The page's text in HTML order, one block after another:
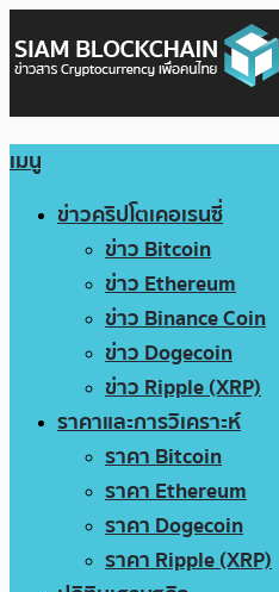
เมนู
ข่าวคริปโตเคอเรนซี่
ข่าว Bitcoin
ข่าว Ethereum
ข่าว Binance Coin
ข่าว Dogecoin
ข่าว Ripple (XRP)
ราคาและการวิเคราะห์
ราคา Bitcoin
ราคา Ethereum
ราคา Dogecoin
ราคา Ripple (XRP)